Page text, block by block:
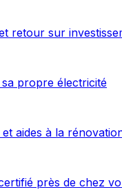
retour sur
propre électricité
aides à la
près de chez